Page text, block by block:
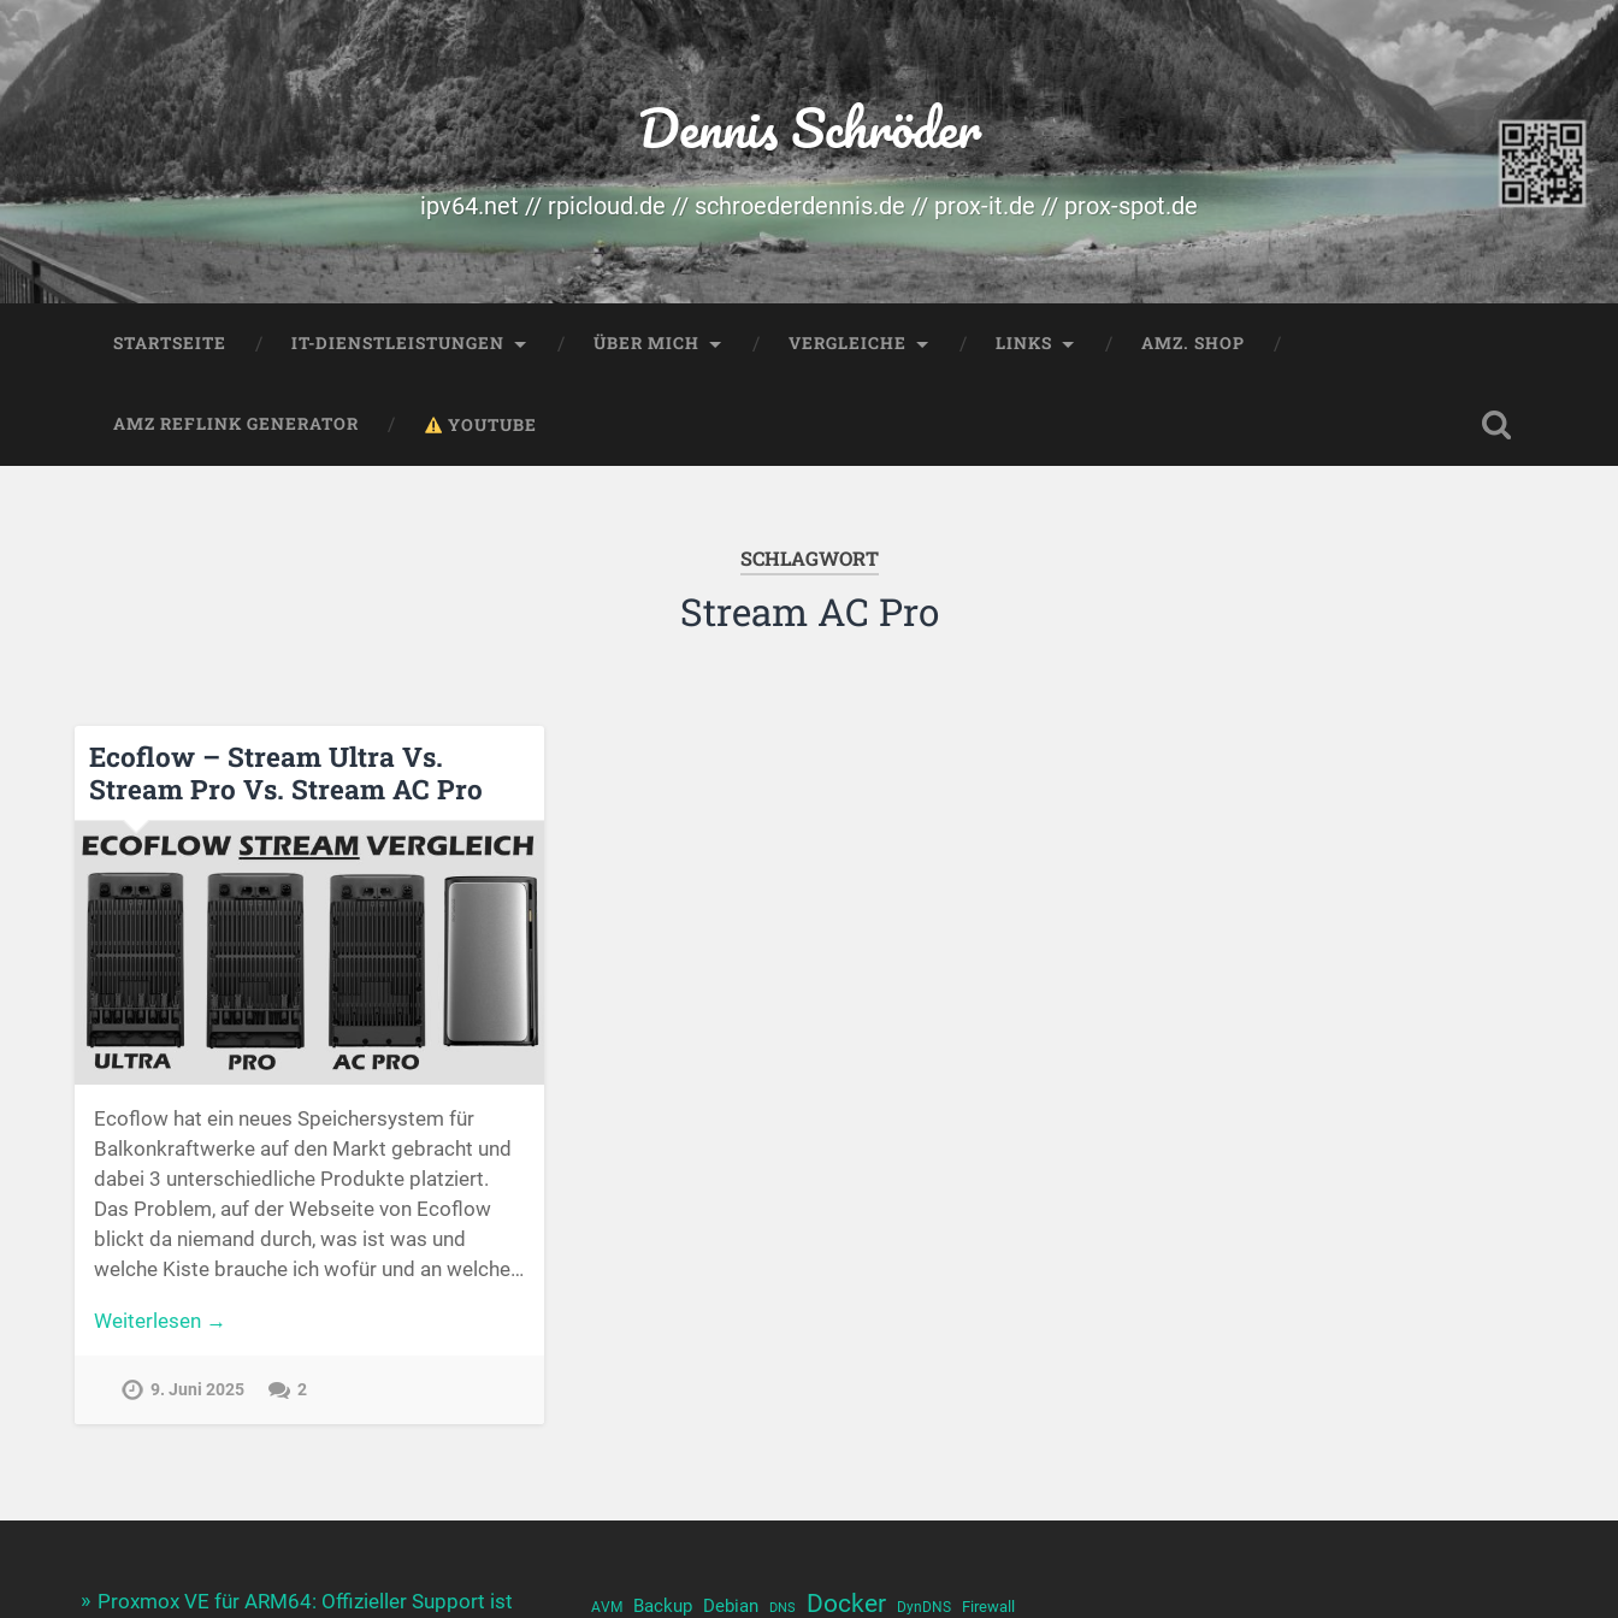
Dennis Schröder
ipv64.net // rpicloud.de // schroederdennis.de // prox-it.de // prox-spot.de
STARTSEITE IT-DIENSTLEISTUNGEN ÜBER MICH VERGLEICHE LINKS AMZ. SHOP
AMZ REFLINK GENERATOR YOUTUBE
SCHLAGWORT
Stream AC Pro
Ecoflow – Stream Ultra Vs.
Stream Pro Vs. Stream AC Pro
Ecoflow hat ein neues Speichersystem für
Balkonkraftwerke auf den Markt gebracht und
dabei 3 unterschiedliche Produkte platziert.
Das Problem, auf der Webseite von Ecoflow
blickt da niemand durch, was ist was und
welche Kiste brauche ich wofür und an welche…
Weiterlesen →
9. Juni 2025 2
Proxmox VE für ARM64: Offizieller Support ist
AVM Backup Debian DNS Docker DynDNS Firewall